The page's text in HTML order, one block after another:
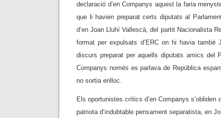
declaració d’en Companys aquest la faria
que li havien preparat certs diputats al
d’en Joan Lluhí Vallescà, del partit Nacionalista
format per expulsats d’ERC on hi havia també
discurs preparat per aquells diputats amics del
Companys només es parlava de República
no sortia enlloc.
Els oportunistes crítics d’en Companys s’obliden
patriota d’indubtable pensament separatista, en